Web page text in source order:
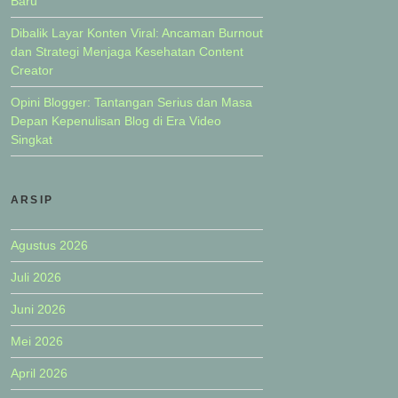
Dibalik Layar Konten Viral: Ancaman Burnout
dan Strategi Menjaga Kesehatan Content
Creator
Opini Blogger: Tantangan Serius dan Masa
Depan Kepenulisan Blog di Era Video
Singkat
ARSIP
Agustus 2026
Juli 2026
Juni 2026
Mei 2026
April 2026